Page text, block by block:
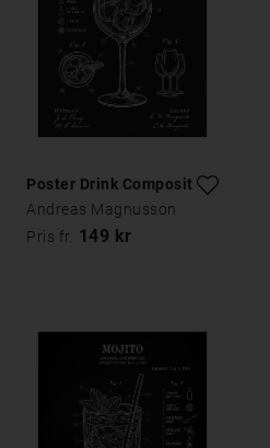
Poster Drink Composition
Andreas Magnusson
Pris fr. 149 kr